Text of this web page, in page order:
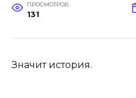
ПРОСМОТРОВ
131
Значит история.